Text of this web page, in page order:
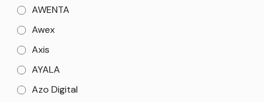
AWENTA
Awex
Axis
AYALA
Azo Digital